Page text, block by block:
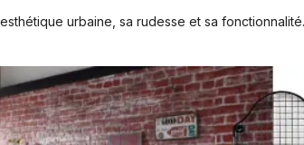
urbaine, sa rudesse et sa